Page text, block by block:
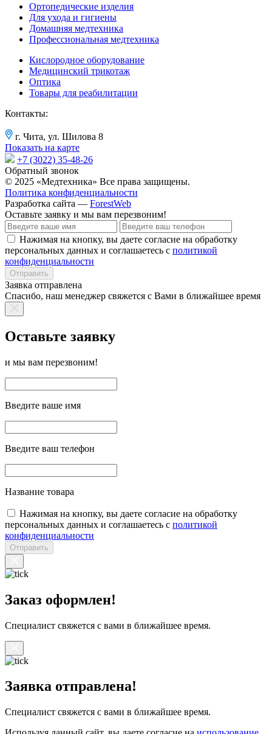
Ортопедические изделия
Для ухода и гигиены
Домашняя медтехника
Профессиональная медтехника
Кислородное оборудование
Медицинский трикотаж
Оптика
Товары для реабилитации
Контакты:
г. Чита, ул. Шилова 8
Показать на карте
+7 (3022) 35-48-26
Обратный звонок
© 2025 «Медтехника» Все права защищены.
Политика конфиденциальности
Разработка сайта — ForestWeb
Оставьте заявку и мы вам перезвоним!
Нажимая на кнопку, вы даете согласие на обработку
персональных данных и соглашаетесь с политикой
конфиденциальности
Отправить
Заявка отправлена
Спасибо, наш менеджер свяжется с Вами в ближайшее время
Оставьте заявку
и мы вам перезвоним!
Введите ваше имя
Введите ваш телефон
Название товара
Нажимая на кнопку, вы даете согласие на обработку
персональных данных и соглашаетесь с политикой
конфиденциальности
Отправить
Заказ оформлен!
Специалист свяжется с вами в ближайшее время.
Заявка отправлена!
Специалист свяжется с вами в ближайшее время.